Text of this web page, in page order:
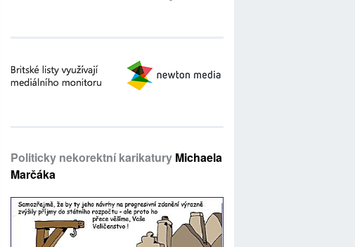
Politicky nekorektní karikatury Michaela
Marčáka